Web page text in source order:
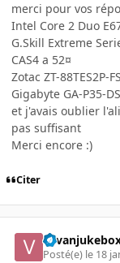
merci pour vos
Intel Core 2 Duo
G.Skill Extreme
CAS4 a 52¤
Zotac ZT-88TES2P-
Gigabyte GA-P35-
et j'avais oublier
pas suffisant
Merci encore :)
Citer
Posté(e) le 18